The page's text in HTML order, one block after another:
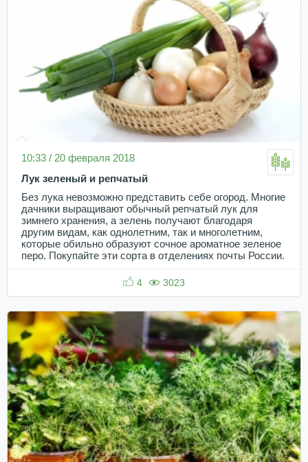
10:33 / 20 февраля 2018
Лук зеленый и репчатый
Без лука невозможно представить себе огород. Многие
дачники выращивают обычный репчатый лук для
зимнего хранения, а зелень получают благодаря
другим видам, как однолетним, так и многолетним,
которые обильно образуют сочное ароматное зеленое
перо. Покупайте эти сорта в отделениях почты России.
4 3023